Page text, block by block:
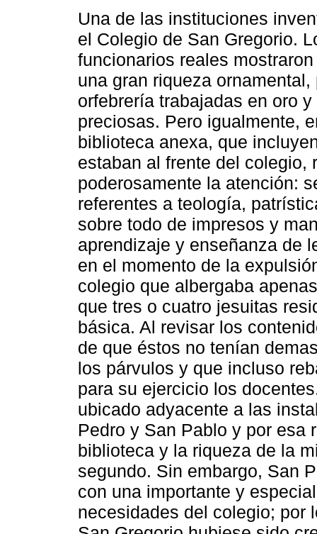
Una de las instituciones
el Colegio de San Gregorio.
funcionarios reales
una gran riqueza
orfebrería trabajadas en oro
preciosas. Pero igualmente,
biblioteca anexa, que
estaban al frente del colegio,
poderosamente la atención:
referentes a teología,
sobre todo de impresos y
aprendizaje y enseñanza de
en el momento de la
colegio que albergaba
que tres o cuatro jesuitas
básica. Al revisar los
de que éstos no tenían
los párvulos y que incluso
para su ejercicio los
ubicado adyacente a las
Pedro y San Pablo y por esa
biblioteca y la riqueza de la
segundo. Sin embargo, San
con una importante y
necesidades del colegio; por